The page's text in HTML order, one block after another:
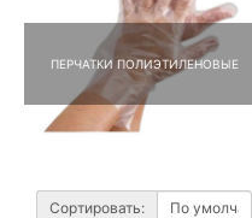
ПЕРЧАТКИ ПОЛИЭТИЛЕНОВЫЕ
Сортировать: